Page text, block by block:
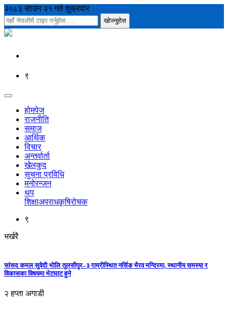
२०८३ साउन २१ गते शुक्रवार
९
होमपेज
राजनीति
समाज
आर्थिक
विचार
अन्तर्वार्ता
खेलकुद
सुचना प्रविधि
मनोरन्जन
थप
शिक्षाअपराधकृषिरोचक
९
भर्खरै
सांसद कमल सुवेदी भोलि तुलसीपुर–३ राम्रीस्थित नर्सिङ भैरव मन्दिरमा, स्थानीय समस्या र
विकासका विषयमा भेटघाट हुने
२ हप्ता अगाडी